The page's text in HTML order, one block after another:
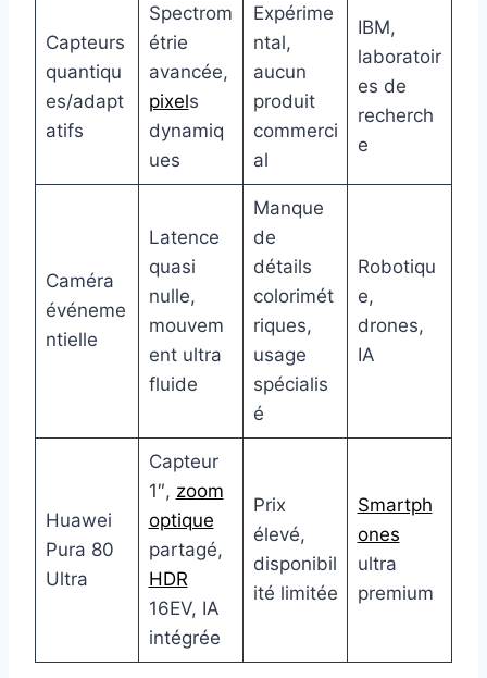
Capteurs
quantiqu
es/adapt
atifs
Spectrom
étrie
avancée,
pixels
dynamiq
ues
Expérime
ntal,
aucun
produit
commerci
al
IBM,
laboratoir
es de
recherch
e
Caméra
événeme
ntielle
Latence
quasi
nulle,
mouvem
ent ultra
fluide
Manque
de
détails
colorimét
riques,
usage
spécialis
é
Robotiqu
e,
drones,
IA
Huawei
Pura 80
Ultra
Capteur
1″, zoom
optique
partagé,
HDR
16EV, IA
intégrée
Prix
élevé,
disponibil
ité limitée
Smartph
ones
ultra
premium